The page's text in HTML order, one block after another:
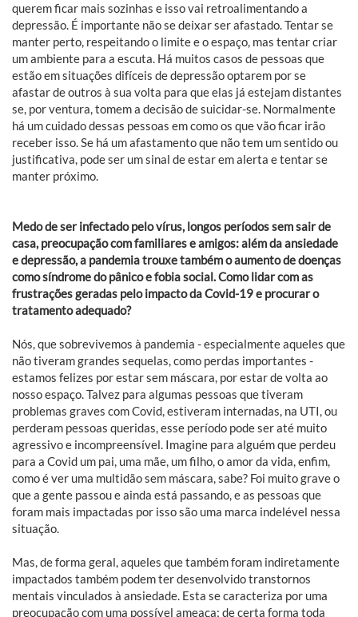
querem ficar mais sozinhas e isso vai retroalimentando a
depressão. É importante não se deixar ser afastado. Tentar se
manter perto, respeitando o limite e o espaço, mas tentar criar
um ambiente para a escuta. Há muitos casos de pessoas que
estão em situações difíceis de depressão optarem por se
afastar de outros à sua volta para que elas já estejam distantes
se, por ventura, tomem a decisão de suicidar-se. Normalmente
há um cuidado dessas pessoas em como os que vão ficar irão
receber isso. Se há um afastamento que não tem um sentido ou
justificativa, pode ser um sinal de estar em alerta e tentar se
manter próximo.
Medo de ser infectado pelo vírus, longos períodos sem sair de
casa, preocupação com familiares e amigos: além da ansiedade
e depressão, a pandemia trouxe também o aumento de doenças
como síndrome do pânico e fobia social. Como lidar com as
frustrações geradas pelo impacto da Covid-19 e procurar o
tratamento adequado?
Nós, que sobrevivemos à pandemia - especialmente aqueles que
não tiveram grandes sequelas, como perdas importantes -
estamos felizes por estar sem máscara, por estar de volta ao
nosso espaço. Talvez para algumas pessoas que tiveram
problemas graves com Covid, estiveram internadas, na UTI, ou
perderam pessoas queridas, esse período pode ser até muito
agressivo e incompreensível. Imagine para alguém que perdeu
para a Covid um pai, uma mãe, um filho, o amor da vida, enfim,
como é ver uma multidão sem máscara, sabe? Foi muito grave o
que a gente passou e ainda está passando, e as pessoas que
foram mais impactadas por isso são uma marca indelével nessa
situação.
Mas, de forma geral, aqueles que também foram indiretamente
impactados também podem ter desenvolvido transtornos
mentais vinculados à ansiedade. Esta se caracteriza por uma
preocupação com uma possível ameaça; de certa forma toda